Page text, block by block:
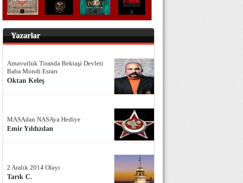
Yazarlar
Arnavutluk Tiranda Bektaşi Devleti
Baba Mondi Esrarı
Oktan Keleş
MASAdan NASAya Hediye
Emir Yıldızdan
2 Aralık 2014 Olayı
Tarık C.